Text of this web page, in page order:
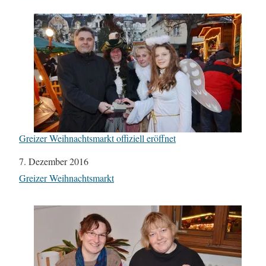
Greizer Weihnachtsmarkt offiziell eröffnet
Datum
7. Dezember 2016
In Bezug auf
Greizer Weihnachtsmarkt